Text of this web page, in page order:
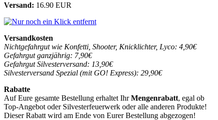
Versand: 16.90 EUR
Versandkosten
Nichtgefahrgut wie Konfetti, Shooter, Knicklichter, Lyco: 4,90€
Gefahrgut ganzjährig: 7,90€
Gefahrgut Silvesterversand: 13,90€
Silvesterversand Spezial (mit GO! Express): 29,90€
Rabatte
Auf Eure gesamte Bestellung erhaltet IhrMengenrabatt, egal ob
Top-Angebot oder Silvesterfeuerwerk oder alle anderen Produkte!
Dieser Rabatt wird am Ende von Eurer Bestellung abgezogen!